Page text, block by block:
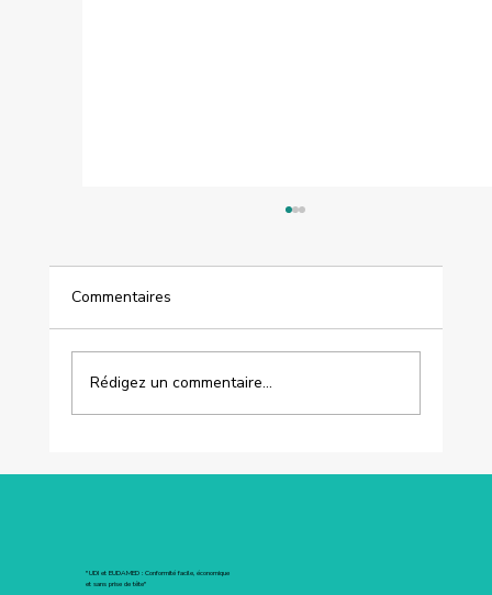
Commentaires
Rédigez un commentaire...
"UDI et EUDAMED : Conformité facile, économique
et sans prise de tête"